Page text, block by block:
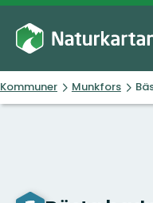
Kommuner Munkfors